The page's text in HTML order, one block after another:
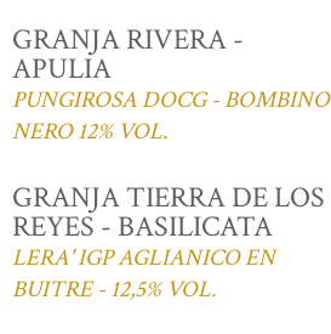
GRANJA RIVERA -
APULIA
PUNGIROSA DOCG - BOMBINO
NERO 12% VOL.
GRANJA TIERRA DE LOS
REYES - BASILICATA
LERA' IGP AGLIANICO EN
BUITRE - 12,5% VOL.